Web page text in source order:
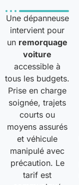
Une dépanneuse
intervient pour
un remorquage
voiture
accessible à
tous les budgets.
Prise en charge
soignée, trajets
courts ou
moyens assurés
et véhicule
manipulé avec
précaution. Le
tarif est